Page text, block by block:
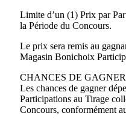
Limite d’un (1) Prix par
la Période du Concours.
Le prix sera remis au
Magasin Bonichoix
CHANCES DE GAGNER
Les chances de gagner
Participations au Tirage
Concours, conformément